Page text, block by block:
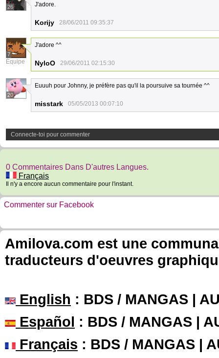
26
J'adore.
Korijy 28/06/2011 09:35:37
7
Équipe
J'adore ^^
NyloO 29/06/2011 02:15:30
20
Euuuh pour Johnny, je préfère pas qu'il la poursuive sa tournée ^^
misstark 05/05/2013 00:07:10
Connecte-toi pour commenter
0 Commentaires Dans D'autres Langues.
Français
Il n'y a encore aucun commentaire pour l'instant.
Commenter sur Facebook
Amilova.com est une
traducteurs d'oeuvres
English : BDS / MANGAS |
Español : BDS / MANGAS |
Français : BDS / MANGAS |